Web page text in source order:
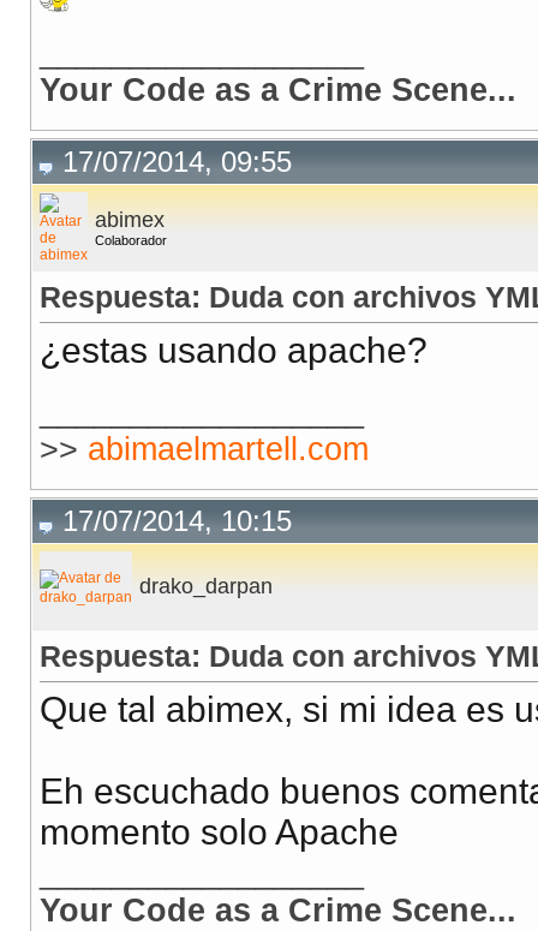
Your Code as a Crime Scene...
17/07/2014, 09:55
abimex
Colaborador
Respuesta: Duda con archivos
¿estas usando apache?
>> abimaelmartell.com
17/07/2014, 10:15
drako_darpan
Respuesta: Duda con archivos
Que tal abimex, si mi idea es
Eh escuchado buenos
momento solo Apache
Your Code as a Crime Scene...